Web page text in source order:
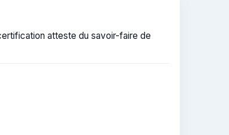
atteste du savoir-faire de